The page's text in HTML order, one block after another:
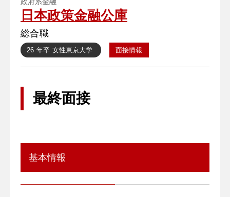
日本政策金融公庫
総合職
26 年卒 女性東京大学 面接情報
最終面接
基本情報